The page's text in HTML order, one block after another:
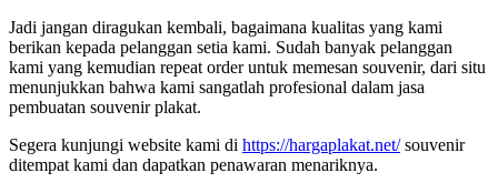
Jadi jangan diragukan kembali, bagaimana kualitas yang kami
berikan kepada pelanggan setia kami. Sudah banyak pelanggan
kami yang kemudian repeat order untuk memesan souvenir, dari situ
menunjukkan bahwa kami sangatlah profesional dalam jasa
pembuatan souvenir plakat.
Segera kunjungi website kami di https://hargaplakat.net/souvenir
ditempat kami dan dapatkan penawaran menariknya.